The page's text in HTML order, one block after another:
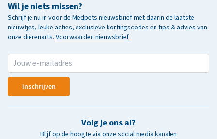
Wil je niets missen?
Schrijf je nu in voor de Medpets nieuwsbrief met daarin de laatste
nieuwtjes, leuke acties, exclusieve kortingscodes en tips & advies van
onze dierenarts. Voorwaarden nieuwsbrief
Inschrijven
Volg je ons al?
Blijf op de hoogte via onze social media kanalen